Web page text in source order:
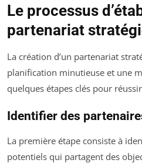
Le processus
partenariat
La création d’un partenariat
planification minutieuse et une
quelques étapes clés pour
Identifier des
La première étape consiste à
potentiels qui partagent des